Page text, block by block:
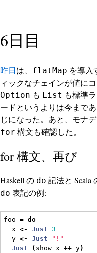
6日目
昨日は、 flatMap を導入
ィックなチェインが値に
Option も List も標準
ードというよりは今まで
じになった。あと、モナ
for 構文も確認した。
for 構文、再び
Haskell の do 記法と Scala
do 表記の例:
foo = do
x <- Just
3
y <- Just
"!"
Just
( show x ++ y)